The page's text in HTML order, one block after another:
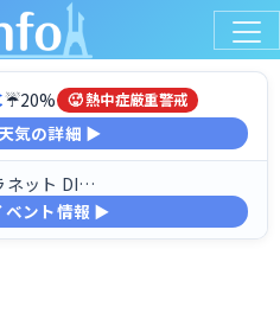
☔20% 🥵 熱中症厳重警戒
気の詳細 ▶
🎪 2026/6/29(月) リトルプラネット DINO FESTIV…
ベント情報 ▶